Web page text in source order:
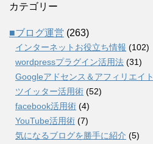
カテゴリー
■ブログ運営 (263)
インターネットお役立ち情報 (102)
wordpressプラグイン活用法 (31)
Googleアドセンス＆アフィリエイト
ツイッター活用術 (52)
facebook活用術 (4)
YouTube活用術 (7)
気になるブログを勝手に紹介 (5)